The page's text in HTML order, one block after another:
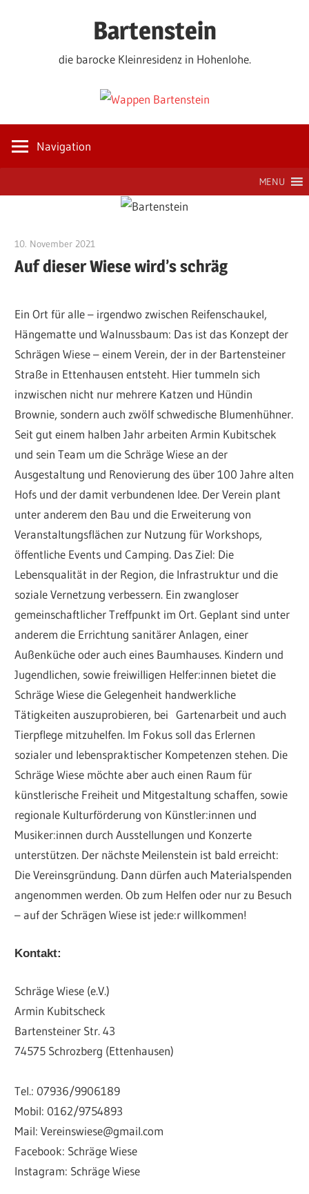
Bartenstein
die barocke Kleinresidenz in Hohenlohe.
Navigation
MENU
10. November 2021
Auf dieser Wiese wird’s schräg
Ein Ort für alle – irgendwo zwischen Reifenschaukel,
Hängematte und Walnussbaum: Das ist das Konzept der
Schrägen Wiese – einem Verein, der in der Bartensteiner
Straße in Ettenhausen entsteht. Hier tummeln sich
inzwischen nicht nur mehrere Katzen und Hündin
Brownie, sondern auch zwölf schwedische Blumenhühner.
Seit gut einem halben Jahr arbeiten Armin Kubitschek
und sein Team um die Schräge Wiese an der
Ausgestaltung und Renovierung des über 100 Jahre alten
Hofs und der damit verbundenen Idee. Der Verein plant
unter anderem den Bau und die Erweiterung von
Veranstaltungsflächen zur Nutzung für Workshops,
öffentliche Events und Camping. Das Ziel: Die
Lebensqualität in der Region, die Infrastruktur und die
soziale Vernetzung verbessern. Ein zwangloser
gemeinschaftlicher Treffpunkt im Ort. Geplant sind unter
anderem die Errichtung sanitärer Anlagen, einer
Außenküche oder auch eines Baumhauses. Kindern und
Jugendlichen, sowie freiwilligen Helfer:innen bietet die
Schräge Wiese die Gelegenheit handwerkliche
Tätigkeiten auszuprobieren, bei Gartenarbeit und auch
Tierpflege mitzuhelfen. Im Fokus soll das Erlernen
sozialer und lebenspraktischer Kompetenzen stehen. Die
Schräge Wiese möchte aber auch einen Raum für
künstlerische Freiheit und Mitgestaltung schaffen, sowie
regionale Kulturförderung von Künstler:innen und
Musiker:innen durch Ausstellungen und Konzerte
unterstützen. Der nächste Meilenstein ist bald erreicht:
Die Vereinsgründung. Dann dürfen auch Materialspenden
angenommen werden. Ob zum Helfen oder nur zu Besuch
– auf der Schrägen Wiese ist jede:r willkommen!
Kontakt:
Schräge Wiese (e.V.)
Armin Kubitscheck
Bartensteiner Str. 43
74575 Schrozberg (Ettenhausen)
Tel.: 07936/9906189
Mobil: 0162/9754893
Mail: Vereinswiese@gmail.com
Facebook: Schräge Wiese
Instagram: Schräge Wiese